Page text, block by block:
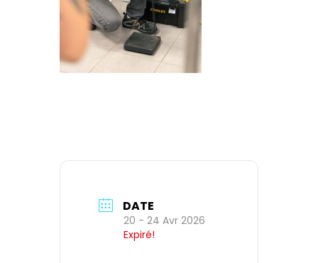
DATE
20 - 24 Avr 2026
Expiré!